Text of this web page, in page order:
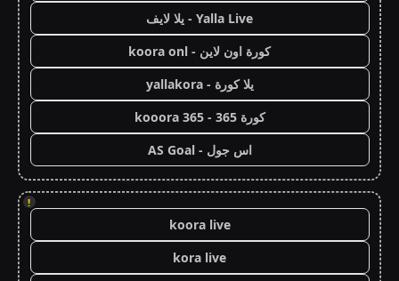
Yalla Live - يلا لايف
كورة اون لاين - koora onl
يلا كورة - yallakora
كورة 365 - kooora 365
اس جول - AS Goal
!
koora live
kora live